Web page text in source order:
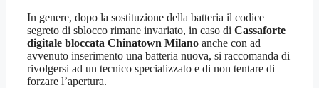
In genere, dopo la sostituzione della batteria il codice
segreto di sblocco rimane invariato, in caso di Cassaforte
digitale bloccata Chinatown Milano anche con ad
avvenuto inserimento una batteria nuova, si raccomanda di
rivolgersi ad un tecnico specializzato e di non tentare di
forzare l’apertura.